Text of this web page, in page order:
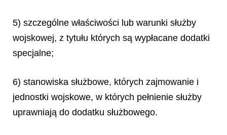
5) szczególne właściwości lub warunki służby
wojskowej, z tytułu których są wypłacane dodatki
specjalne;
6) stanowiska służbowe, których zajmowanie i
jednostki wojskowe, w których pełnienie służby
uprawniają do dodatku służbowego.